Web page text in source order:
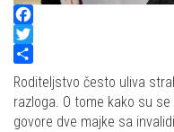
Facebook
Twitter
Share
Roditeljstvo često uliva
razloga. O tome kako su
govore dve majke sa